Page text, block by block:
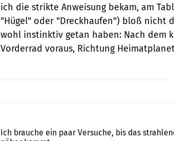
ich die strikte Anweisung bekam, am
"Hügel" oder "Dreckhaufen") bloß nicht
wohl instinktiv getan haben: Nach dem
Vorderrad voraus, Richtung
Ich brauche ein paar Versuche, bis das